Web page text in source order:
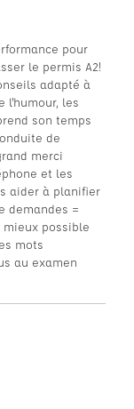
pour
le permis A2!
adapté à
l'humour, les
son temps
de
merci
et les
aider à planifier
demandes =
possible
mots
au examen